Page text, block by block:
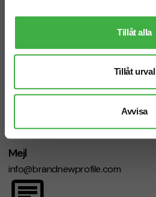
Tillåt alla
Tillåt urval
Avvisa
Telefon: 019-760 65 00
Mån-fre 08.30 - 17.00
Mejl
info@brandnewprofile.com